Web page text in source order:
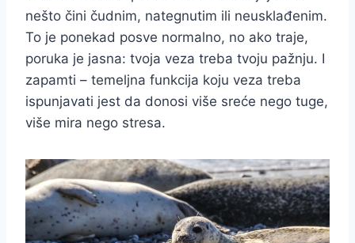
nešto čini čudnim, nategnutim ili neusklađenim.
To je ponekad posve normalno, no ako traje,
poruka je jasna: tvoja veza treba tvoju pažnju. I
zapamti – temeljna funkcija koju veza treba
ispunjavati jest da donosi više sreće nego tuge,
više mira nego stresa.